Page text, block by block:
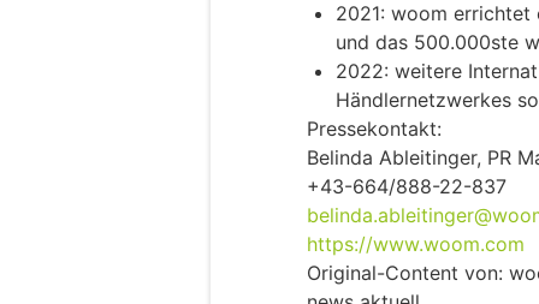
2021: woom errichtet
und das 500.000ste
2022: weitere
Händlernetzwerkes
Pressekontakt:
Belinda Ableitinger, PR
+43-664/888-22-837
https://www.woom.com
Original-Content von: